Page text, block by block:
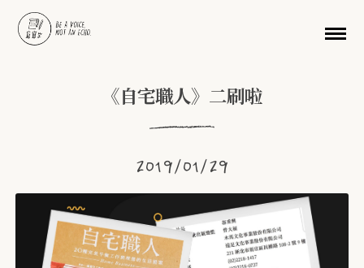
移至主內容
《自宅職人》二刷啦
2019/01/29